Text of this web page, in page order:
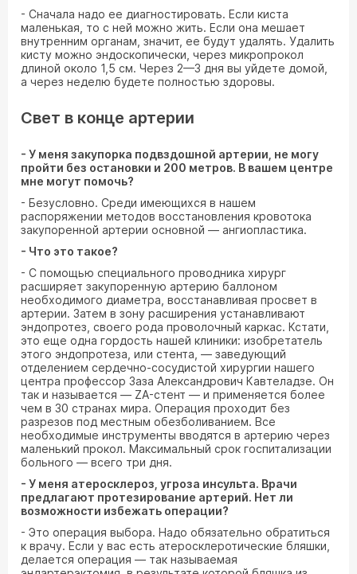
- Сначала надо ее диагностировать. Если киста
маленькая, то с ней можно жить. Если она мешает
внутренним органам, значит, ее будут удалять. Удалить
кисту можно эндоскопически, через микропрокол
длиной около 1,5 см. Через 2—3 дня вы уйдете домой,
а через неделю будете полностью здоровы.
Свет в конце артерии
- У меня закупорка подвздошной артерии, не могу
пройти без остановки и 200 метров. В вашем центре
мне могут помочь?
- Безусловно. Среди имеющихся в нашем
распоряжении методов восстановления кровотока
закупоренной артерии основной — ангиопластика.
- Что это такое?
- С помощью специального проводника хирург
расширяет закупоренную артерию баллоном
необходимого диаметра, восстанавливая просвет в
артерии. Затем в зону расширения устанавливают
эндопротез, своего рода проволочный каркас. Кстати,
это еще одна гордость нашей клиники: изобретатель
этого эндопротеза, или стента, — заведующий
отделением сердечно-сосудистой хирургии нашего
центра профессор Заза Александрович Кавтеладзе. Он
так и называется — ZA-стент — и применяется более
чем в 30 странах мира. Операция проходит без
разрезов под местным обезболиванием. Все
необходимые инструменты вводятся в артерию через
маленький прокол. Максимальный срок госпитализации
больного — всего три дня.
- У меня атеросклероз, угроза инсульта. Врачи
предлагают протезирование артерий. Нет ли
возможности избежать операции?
- Это операция выбора. Надо обязательно обратиться
к врачу. Если у вас есть атеросклеротические бляшки,
делается операция — так называемая